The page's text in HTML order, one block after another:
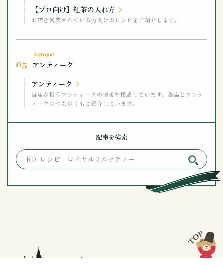
【プロ向け】紅茶の入れ方
お店を営業されている方向けのレシピをご紹介します。
Antique
05
アンティーク
アンティーク
当店が扱うアンティークの情報を掲載しています。当店とアンテ
ィークのつながりもご紹介しています。
記事を検索